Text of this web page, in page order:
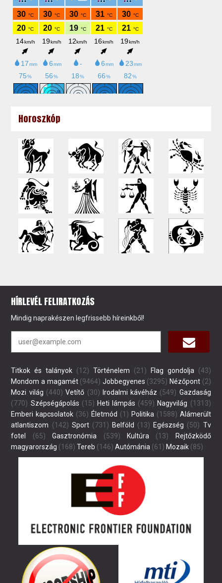
Horoszkóp
HÍRLEVÉL FELIRATKOZÁS
Mindig naprakészen legfrissebb híreinkből!
Titkok és talányok (12) Történelem (21) Flag gondolja (43)
Mondom a magamét(9464) Jobbegyenes (3295) Nézőpont (2)
Mozi világ (440) Vetítő (30) Irodalmi kávéház (549) Gazdaság
(770) Szépségápolás (15) Heti lámpás (459) Nagyvilág (1313)
Emberi kapcsolatok (36) Életmód (1) Politika (1588) Alámerült
atlantiszom (142) Sport(731) Belföld (13) Egészség (50) Tv
fotel
(65) Gasztronómia (539) Kultúra (13)
Rejtőzködő
magyarország (168) Tereb (146) Autómánia (61) Mozaik (85)